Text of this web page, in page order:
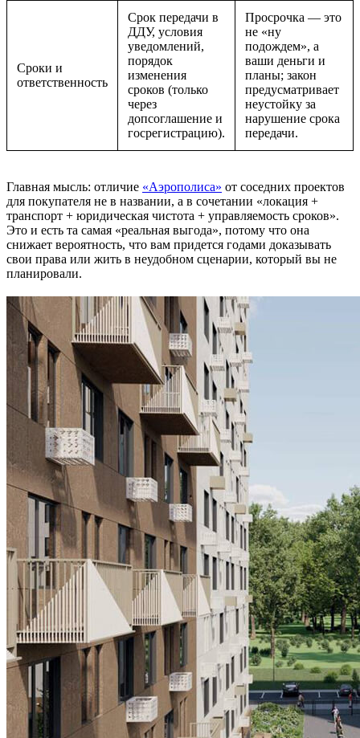
Сроки и
ответственность
Срок передачи в
ДДУ, условия
уведомлений,
порядок
изменения
сроков (только
через
допсоглашение и
госрегистрацию).
Просрочка — это
не «ну
подождем», а
ваши деньги и
планы; закон
предусматривает
неустойку за
нарушение срока
передачи.
Главная мысль: отличие «Аэрополиса» от соседних проектов
для покупателя не в названии, а в сочетании «локация +
транспорт + юридическая чистота + управляемость сроков».
Это и есть та самая «реальная выгода», потому что она
снижает вероятность, что вам придется годами доказывать
свои права или жить в неудобном сценарии, который вы не
планировали.